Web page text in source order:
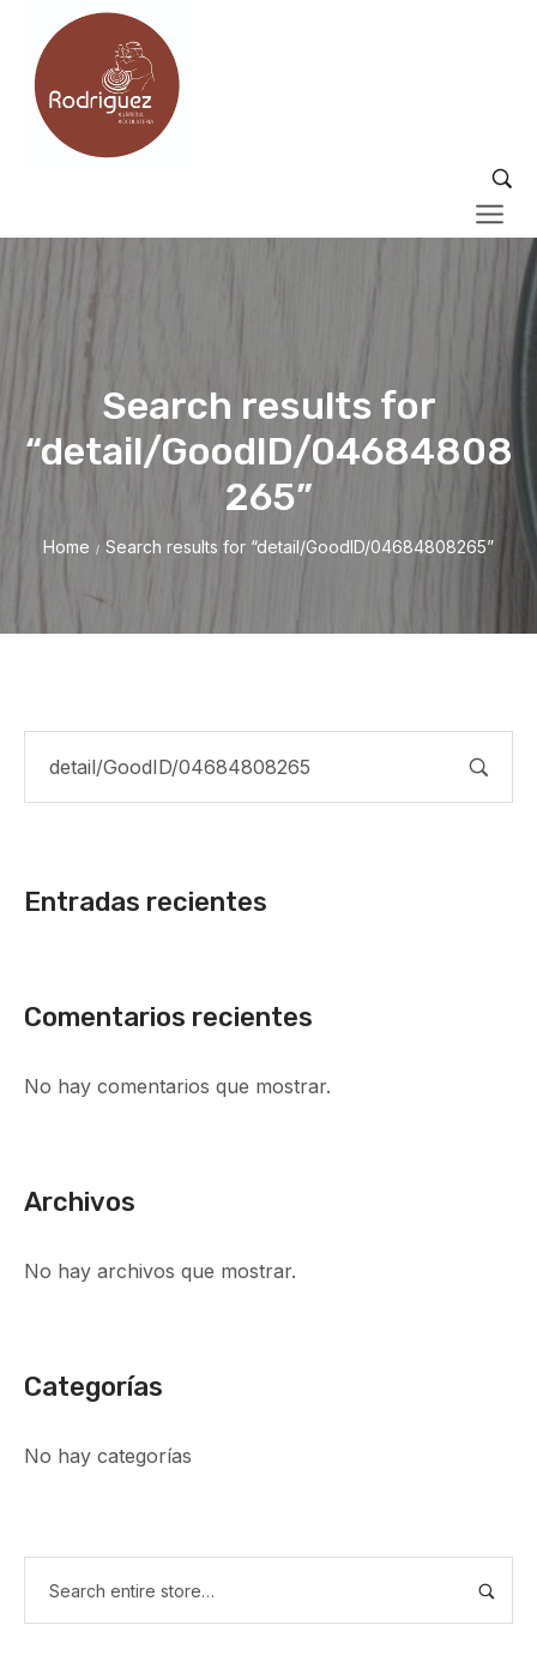
Search results for
“detail/GoodID/04684808
265”
Home / Search results for “detail/GoodID/04684808265”
Entradas recientes
Comentarios recientes
No hay comentarios que mostrar.
Archivos
No hay archivos que mostrar.
Categorías
No hay categorías